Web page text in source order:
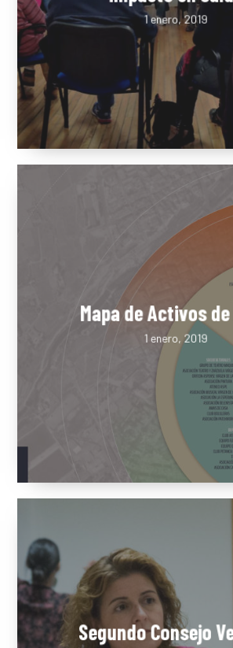
impacto en
1 enero, 2019
Mapa de Activos
1 enero, 2019